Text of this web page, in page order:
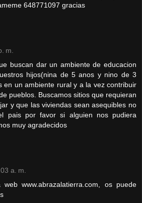
648771097 gracias
m.
buscan dar un ambiente de educacion
hijos(nina de 5 anos y nino de 3
en un ambiente rural y a la vez contribuir
pueblos. Buscamos sitios que requieran
y que las viviendas sean asequibles no
pais por favor si alguien nos pudiera
muy agradecidos
a. m.
www.abrazalatierra.com, os puede